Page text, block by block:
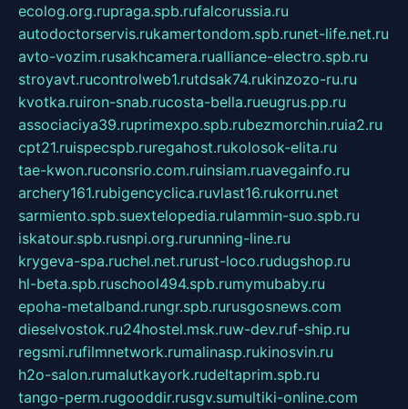
ecolog.org.rupraga.spb.rufalcorussia.ru
autodoctorservis.rukamertondom.spb.runet-life.net.ru
avto-vozim.rusakhcamera.rualliance-electro.spb.ru
stroyavt.rucontrolweb1.rutdsak74.rukinzozo-ru.ru
kvotka.ruiron-snab.rucosta-bella.rueugrus.pp.ru
associaciya39.ruprimexpo.spb.rubezmorchin.ruia2.ru
cpt21.ruispecspb.ruregahost.rukolosok-elita.ru
tae-kwon.ruconsrio.com.ruinsiam.ruavegainfo.ru
archery161.rubigencyclica.ruvlast16.rukorru.net
sarmiento.spb.suextelopedia.rulammin-suo.spb.ru
iskatour.spb.rusnpi.org.rurunning-line.ru
krygeva-spa.ruchel.net.rurust-loco.rudugshop.ru
hl-beta.spb.ruschool494.spb.rumymubaby.ru
epoha-metalband.rungr.spb.rurusgosnews.com
dieselvostok.ru24hostel.msk.ruw-dev.ruf-ship.ru
regsmi.rufilmnetwork.rumalinasp.rukinosvin.ru
h2o-salon.rumalutkayork.rudeltaprim.spb.ru
tango-perm.rugooddir.rusgv.sumultiki-online.com